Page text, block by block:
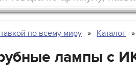
по всему миру Каталог
лампы с